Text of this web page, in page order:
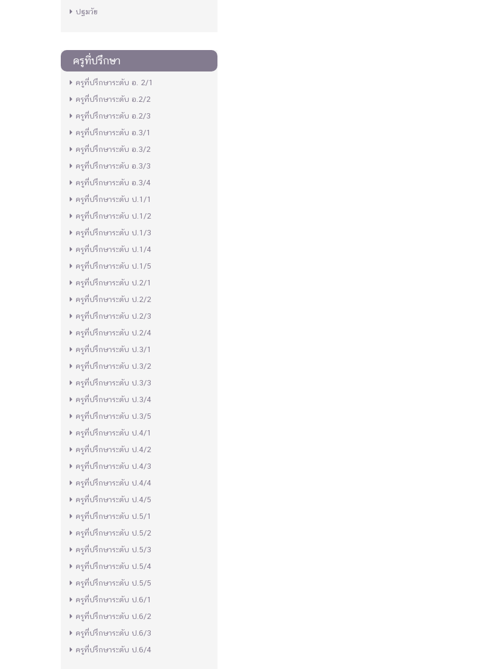
ปฐมวัย
ครูที่ปรึกษา
ครูที่ปรึกษาระดับ อ. 2/1
ครูที่ปรึกษาระดับ อ.2/2
ครูที่ปรึกษาระดับ อ.2/3
ครูที่ปรึกษาระดับ อ.3/1
ครูที่ปรึกษาระดับ อ.3/2
ครูที่ปรึกษาระดับ อ.3/3
ครูที่ปรึกษาระดับ อ.3/4
ครูที่ปรึกษาระดับ ป.1/1
ครูที่ปรึกษาระดับ ป.1/2
ครูที่ปรึกษาระดับ ป.1/3
ครูที่ปรึกษาระดับ ป.1/4
ครูที่ปรึกษาระดับ ป.1/5
ครูที่ปรึกษาระดับ ป.2/1
ครูที่ปรึกษาระดับ ป.2/2
ครูที่ปรึกษาระดับ ป.2/3
ครูที่ปรึกษาระดับ ป.2/4
ครูที่ปรึกษาระดับ ป.3/1
ครูที่ปรึกษาระดับ ป.3/2
ครูที่ปรึกษาระดับ ป.3/3
ครูที่ปรึกษาระดับ ป.3/4
ครูที่ปรึกษาระดับ ป.3/5
ครูที่ปรึกษาระดับ ป.4/1
ครูที่ปรึกษาระดับ ป.4/2
ครูที่ปรึกษาระดับ ป.4/3
ครูที่ปรึกษาระดับ ป.4/4
ครูที่ปรึกษาระดับ ป.4/5
ครูที่ปรึกษาระดับ ป.5/1
ครูที่ปรึกษาระดับ ป.5/2
ครูที่ปรึกษาระดับ ป.5/3
ครูที่ปรึกษาระดับ ป.5/4
ครูที่ปรึกษาระดับ ป.5/5
ครูที่ปรึกษาระดับ ป.6/1
ครูที่ปรึกษาระดับ ป.6/2
ครูที่ปรึกษาระดับ ป.6/3
ครูที่ปรึกษาระดับ ป.6/4